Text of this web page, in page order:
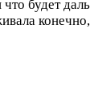
будет